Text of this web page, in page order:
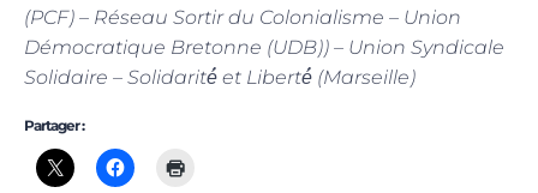
(PCF) – Réseau Sortir du Colonialisme – Union
Démocratique Bretonne (UDB)) – Union Syndicale
Solidaire – Solidarité́ et Liberté́ (Marseille)
Partager :